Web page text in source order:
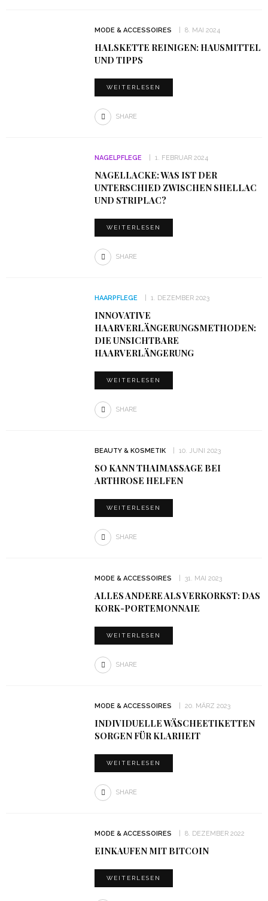
MODE & ACCESSOIRES 8. MAI 2024
HALSKETTE REINIGEN: HAUSMITTEL
UND TIPPS
WEITERLESEN
SHARE
NAGELPFLEGE 1. FEBRUAR 2024
NAGELLACKE: WAS IST DER
UNTERSCHIED ZWISCHEN SHELLAC
UND STRIPLAC?
WEITERLESEN
SHARE
HAARPFLEGE 1. DEZEMBER 2023
INNOVATIVE
HAARVERLÄNGERUNGSMETHODEN:
DIE UNSICHTBARE
HAARVERLÄNGERUNG
WEITERLESEN
SHARE
BEAUTY & KOSMETIK 10. JUNI 2023
SO KANN THAIMASSAGE BEI
ARTHROSE HELFEN
WEITERLESEN
SHARE
MODE & ACCESSOIRES 31. MAI 2023
ALLES ANDERE ALS VERKORKST: DAS
KORK-PORTEMONNAIE
WEITERLESEN
SHARE
MODE & ACCESSOIRES 20. MÄRZ 2023
INDIVIDUELLE WÄSCHEETIKETTEN
SORGEN FÜR KLARHEIT
WEITERLESEN
SHARE
MODE & ACCESSOIRES 8. DEZEMBER 2022
EINKAUFEN MIT BITCOIN
WEITERLESEN